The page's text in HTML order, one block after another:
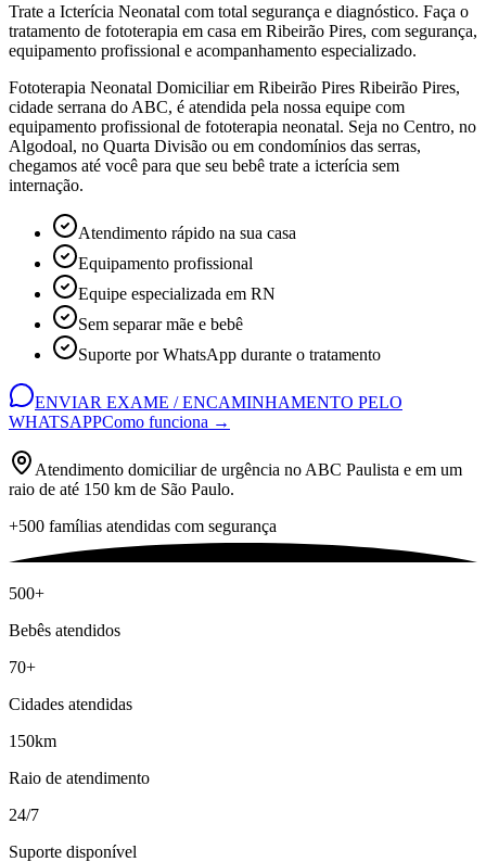
Trate a Icterícia Neonatal com total segurança e diagnóstico. Faça o
tratamento de fototerapia em casa em Ribeirão Pires, com segurança,
equipamento profissional e acompanhamento especializado.
Fototerapia Neonatal Domiciliar em Ribeirão Pires Ribeirão Pires,
cidade serrana do ABC, é atendida pela nossa equipe com
equipamento profissional de fototerapia neonatal. Seja no Centro, no
Algodoal, no Quarta Divisão ou em condomínios das serras,
chegamos até você para que seu bebê trate a icterícia sem
internação.
Atendimento rápido na sua casa
Equipamento profissional
Equipe especializada em RN
Sem separar mãe e bebê
Suporte por WhatsApp durante o tratamento
ENVIAR EXAME / ENCAMINHAMENTO PELO
WHATSAPPComo funciona →
Atendimento domiciliar de urgência no ABC Paulista e em um
raio de até 150 km de São Paulo.
+500 famílias atendidas com segurança
500+
Bebês atendidos
70+
Cidades atendidas
150km
Raio de atendimento
24/7
Suporte disponível